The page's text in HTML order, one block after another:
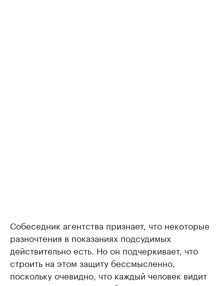
Собеседник агентства признает, что некоторые
разночтения в показаниях подсудимых
действительно есть. Но он подчеркивает, что
строить на этом защиту бессмысленно,
поскольку очевидно, что каждый человек видит